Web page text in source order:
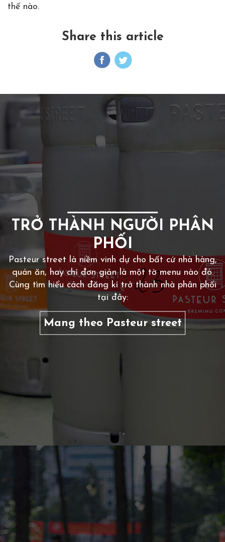
thế nào.
Share this article
TRỞ THÀNH NGƯỜI PHÂN
PHỐI
Pasteur street là niềm vinh dự cho bất cứ nhà hàng,
quán ăn, hay chỉ đơn giản là một tờ menu nào đó.
Cùng tìm hiểu cách đăng kí trở thành nhà phân phối
tại đây:
Mang theo Pasteur street